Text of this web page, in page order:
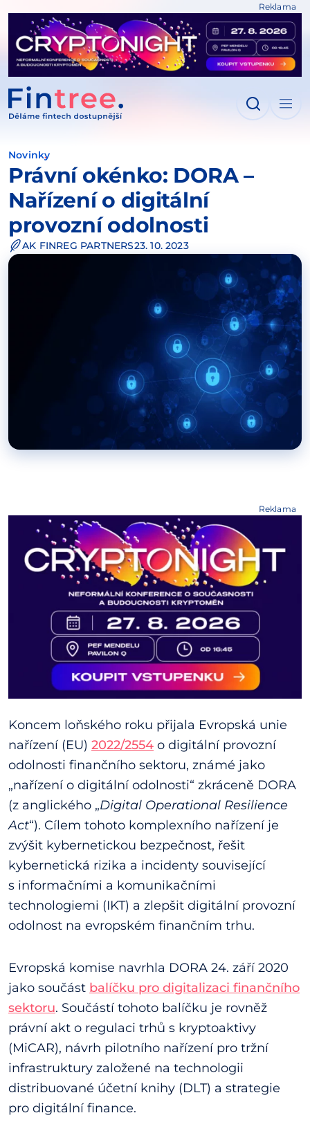
Reklama
Novinky
Právní okénko: DORA –
Nařízení o digitální
provozní odolnosti
AK FINREG PARTNERS23. 10. 2023
Reklama
Koncem loňského roku přijala Evropská unie
nařízení (EU) 2022/2554 o digitální provozní
odolnosti finančního sektoru, známé jako
„nařízení o digitální odolnosti“ zkráceně DORA
(z anglického „Digital Operational Resilience
Act“). Cílem tohoto komplexního nařízení je
zvýšit kybernetickou bezpečnost, řešit
kybernetická rizika a incidenty související
s informačními a komunikačními
technologiemi (IKT) a zlepšit digitální provozní
odolnost na evropském finančním trhu.
Evropská komise navrhla DORA 24. září 2020
jako součást balíčku pro digitalizaci finančního
sektoru. Součástí tohoto balíčku je rovněž
právní akt o regulaci trhů s kryptoaktivy
(MiCAR), návrh pilotního nařízení pro tržní
infrastruktury založené na technologii
distribuované účetní knihy (DLT) a strategie
pro digitální finance.